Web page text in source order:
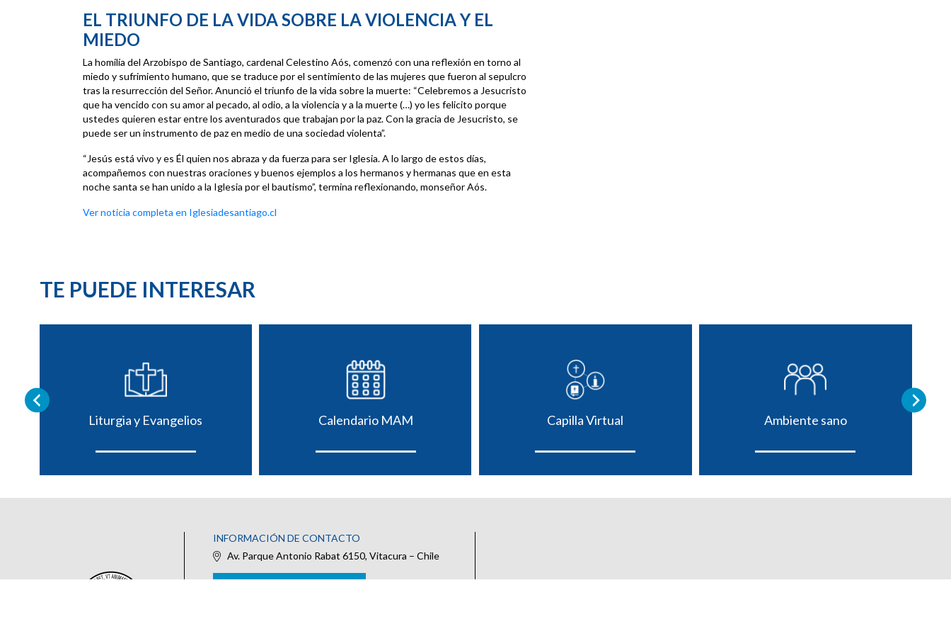
EL TRIUNFO DE LA VIDA SOBRE LA VIOLENCIA Y EL
MIEDO
La homilía del Arzobispo de Santiago, cardenal Celestino Aós, comenzó con una reflexión en torno al
miedo y sufrimiento humano, que se traduce por el sentimiento de las mujeres que fueron al sepulcro
tras la resurrección del Señor. Anunció el triunfo de la vida sobre la muerte: “Celebremos a Jesucristo
que ha vencido con su amor al pecado, al odio, a la violencia y a la muerte (…) yo les felicito porque
ustedes quieren estar entre los aventurados que trabajan por la paz. Con la gracia de Jesucristo, se
puede ser un instrumento de paz en medio de una sociedad violenta”.
“Jesús está vivo y es Él quien nos abraza y da fuerza para ser Iglesia. A lo largo de estos días,
acompañemos con nuestras oraciones y buenos ejemplos a los hermanos y hermanas que en esta
noche santa se han unido a la Iglesia por el bautismo”, termina reflexionando, monseñor Aós.
Ver noticia completa en Iglesiadesantiago.cl
TE PUEDE INTERESAR
Liturgia y Evangelios Calendario MAM Capilla Virtual Ambiente sano
INFORMACIÓN DE CONTACTO
Av. Parque Antonio Rabat 6150, Vitacura – Chile